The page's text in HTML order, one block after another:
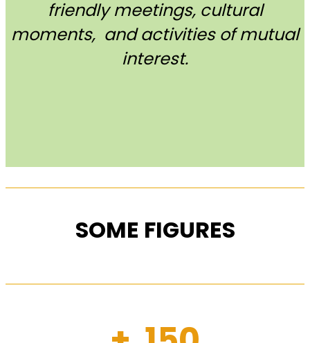
friendly meetings, cultural
moments, and activities of mutual
interest.
SOME FIGURES